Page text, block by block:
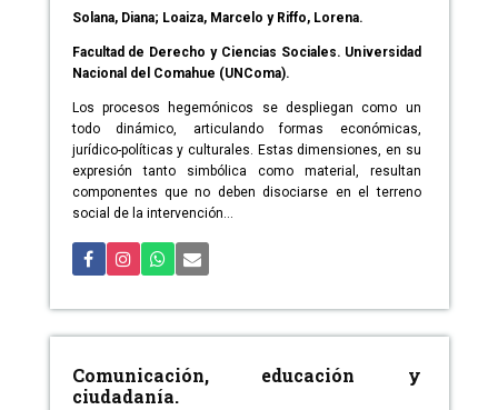
Solana, Diana; Loaiza, Marcelo y Riffo, Lorena.
Facultad de Derecho y Ciencias Sociales. Universidad
Nacional del Comahue (UNComa).
Los procesos hegemónicos se despliegan como un
todo dinámico, articulando formas económicas,
jurídico-políticas y culturales. Estas dimensiones, en su
expresión tanto simbólica como material, resultan
componentes que no deben disociarse en el terreno
social de la intervención...
Comunicación, educación y
ciudadanía.